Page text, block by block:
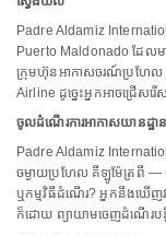
Padre Aldamiz
Puerto Maldonado ដែលម
ក្រុមហ៊ុនអាកាសចរណ៍ប្រហែល
Airline ដូច្នេះអ្នកអាចជ្រើសរ
ចូលដំណើរការអាកាសយានដ្ឋាន
Padre Aldamiz
ចម្ងាយប្រហែល គីឡូម៉ែត្រពី — ជ
ឬកម្មវិធីដំណើរ? អ្នកនឹងឃើ
ក៏ដោយ ព្យាយាមចេញដំណើរប